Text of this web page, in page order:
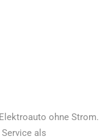
ohne Strom.
als